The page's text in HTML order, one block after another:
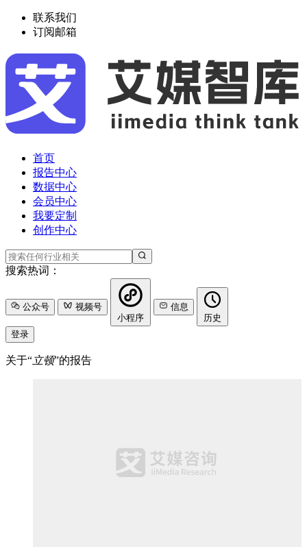
联系我们
订阅邮箱
首页
报告中心
数据中心
会员中心
我要定制
创作中心
搜索热词：
公众号
视频号
小程序
信息
历史
登录
关于“立顿”的报告